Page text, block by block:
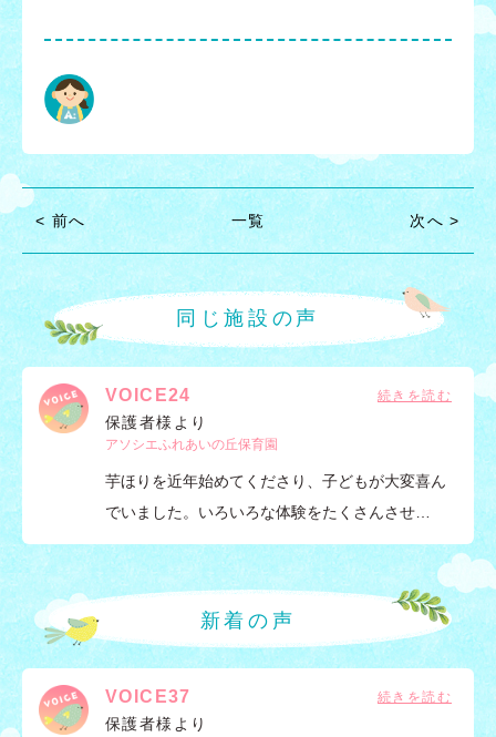
< 前へ 一覧 次へ >
同じ施設の声
VOICE24
保護者様より
アソシエふれあいの丘保育園
芋ほりを近年始めてくださり、子どもが大変喜ん
でいました。いろいろな体験をたくさんさせ…
新着の声
VOICE37
保護者様より